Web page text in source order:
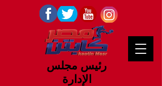
رئيس مجلس
الإدارة